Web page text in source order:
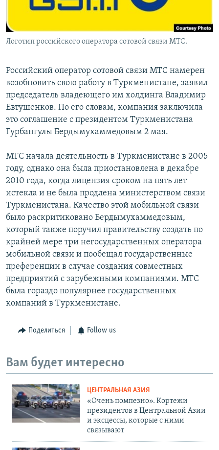
Логотип российского оператора сотовой связи МТС.
Российский оператор сотовой связи МТС намерен
возобновить свою работу в Туркменистане, заявил
председатель владеющего им холдинга Владимир
Евтушенков. По его словам, компания заключила
это соглашение с президентом Туркменистана
Гурбангулы Бердымухаммедовым 2 мая.
МТС начала деятельность в Туркменистане в 2005
году, однако она была приостановлена в декабре
2010 года, когда лицензия сроком на пять лет
истекла и не была продлена министерством связи
Туркменистана. Качество этой мобильной связи
было раскритиковано Бердымухаммедовым,
который также поручил правительству создать по
крайней мере три негосударственных оператора
мобильной связи и пообещал государственные
преференции в случае создания совместных
предприятий с зарубежными компаниями. МТС
была гораздо популярнее государственных
компаний в Туркменистане.
Поделиться Follow us
Вам будет интересно
ЦЕНТРАЛЬНАЯ АЗИЯ
«Очень помпезно». Кортежи
президентов в Центральной Азии
и эксцессы, которые с ними
связывают